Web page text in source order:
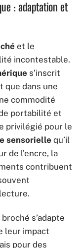
: adaptation et
et le
incontestable.
s’inscrit
que dans une
commodité
portabilité et
privilégié pour le
sensorielle qu’il
de l’encre, la
contribuent
s’adapte
leur impact
pour des